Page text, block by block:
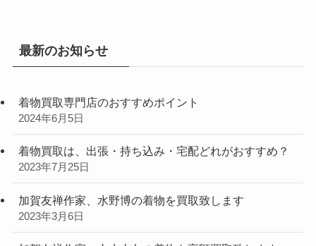
最新のお知らせ
着物買取専門店のおすすめポイント
2024年6月5日
着物買取は、出張・持ち込み・宅配どれがおすすめ？
2023年7月25日
加賀友禅作家、水野博の着物を買取致します
2023年3月6日